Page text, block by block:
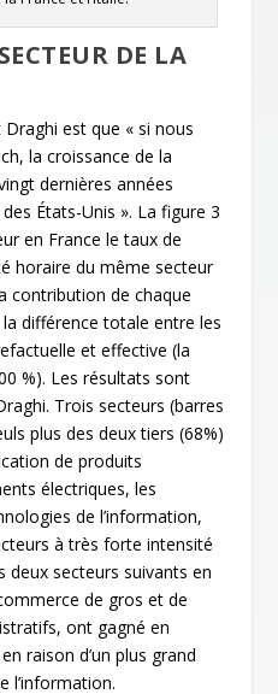
DE LA
est que « si nous
la croissance de la
dernières années
États-Unis ». La figure 3
en France le taux de
horaire du même secteur
contribution de chaque
différence totale entre les
et effective (la
%). Les résultats sont
Trois secteurs (barres
plus des deux tiers (68%)
de produits
électriques, les
de l’information,
à très forte intensité
deux secteurs suivants en
de gros et de
ont gagné en
raison d’un plus grand
l’information.